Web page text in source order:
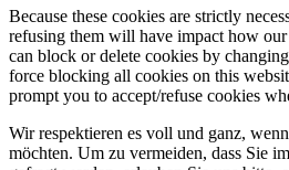
Because these cookies are strictly
refusing them will have impact how
can block or delete cookies by
force blocking all cookies on this
prompt you to accept/refuse cookies
Wir respektieren es voll und ganz,
möchten. Um zu vermeiden, dass Sie